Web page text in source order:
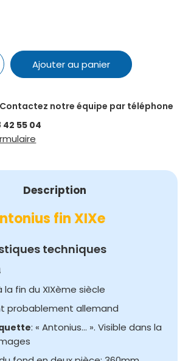
Ajouter au panier
notre équipe par téléphone
42 55 04
Description
fin XIXe
techniques
la fin du XIXème siècle
probablement allemand
: « Antonius… ». Visible dans la